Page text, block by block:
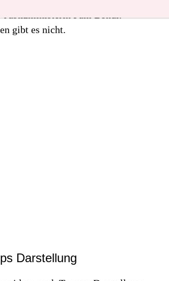
gibt es nicht.
Darstellung